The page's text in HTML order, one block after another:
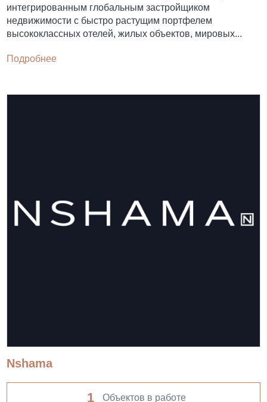
интегрированным глобальным застройщиком
недвижимости с быстро растущим портфелем
высококлассных отелей, жилых объектов, мировых...
Подробнее
Nshama
1 Объектов в работе